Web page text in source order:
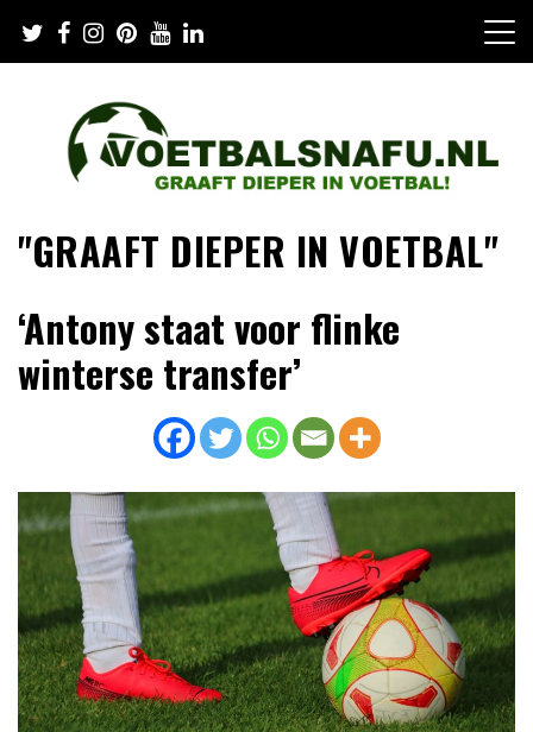
content
"GRAAFT DIEPER IN VOETBAL"
‘Antony staat voor flinke
winterse transfer’